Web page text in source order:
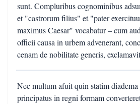
sunt. Compluribus cognominibus
et "castrorum filius" et "pater
maximus Caesar" vocabatur – cum
officii causa in urbem advenerant,
cenam de nobilitate generis,
Nec multum afuit quin statim diadema
principatus in regni formam